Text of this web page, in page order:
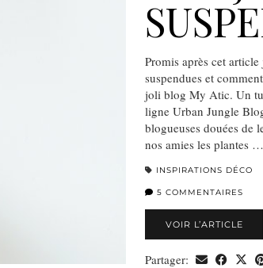
Promis après cet
suspendues et
joli blog My Atic. Un
ligne Urban Jungle
blogueuses douées de
nos amies les plantes
INSPIRATIONS DÉCO
5 COMMENTAIRES
VOIR L’ARTICLE
Partager: